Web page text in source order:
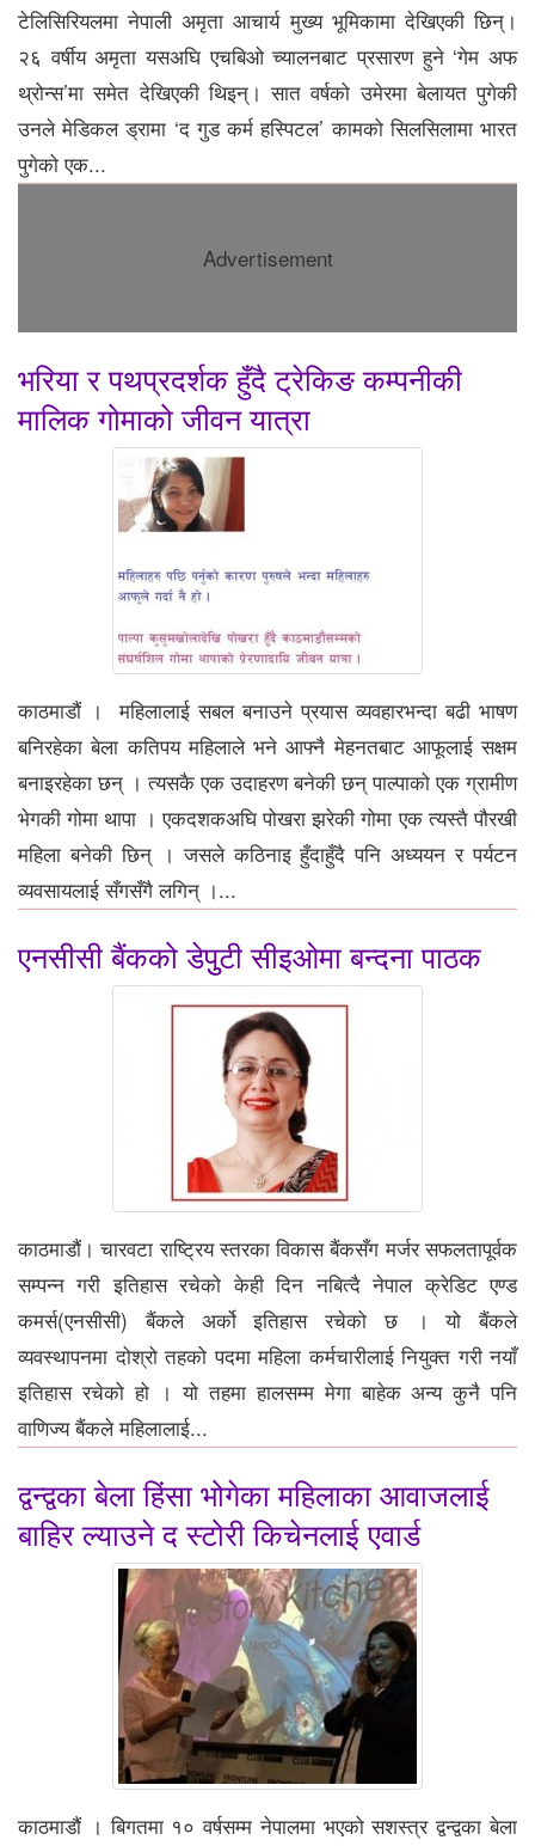
टेलिसिरियलमा नेपाली अमृता आचार्य मुख्य भूमिकामा देखिएकी छिन्।
२६ वर्षीय अमृता यसअघि एचबिओ च्यालनबाट प्रसारण हुने ‘गेम अफ
थ्रोन्स’मा समेत देखिएकी थिइन्। सात वर्षको उमेरमा बेलायत पुगेकी
उनले मेडिकल ड्रामा ‘द गुड कर्म हस्पिटल’ कामको सिलसिलामा भारत
पुगेको एक...
Advertisement
भरिया र पथप्रदर्शक हुँदै ट्रेकिङ कम्पनीकी
मालिक गोमाको जीवन यात्रा
काठमाडौं । महिलालाई सबल बनाउने प्रयास व्यवहारभन्दा बढी भाषण
बनिरहेका बेला कतिपय महिलाले भने आफ्नै मेहनतबाट आफूलाई सक्षम
बनाइरहेका छन् । त्यसकै एक उदाहरण बनेकी छन् पाल्पाको एक ग्रामीण
भेगकी गोमा थापा । एकदशकअघि पोखरा झरेकी गोमा एक त्यस्तै पौरखी
महिला बनेकी छिन् । जसले कठिनाइ हुँदाहुँदै पनि अध्ययन र पर्यटन
व्यवसायलाई सँगसँगै लगिन् ।...
एनसीसी बैंकको डेपुुटी सीइओमा बन्दना पाठक
काठमाडौं। चारवटा राष्ट्रिय स्तरका विकास बैंकसँग मर्जर सफलतापूर्वक
सम्पन्न गरी इतिहास रचेको केही दिन नबित्दै नेपाल क्रेडिट एण्ड
कमर्स(एनसीसी) बैंकले अर्को इतिहास रचेको छ । यो बैंकले
व्यवस्थापनमा दोश्रो तहको पदमा महिला कर्मचारीलाई नियुक्त गरी नयाँ
इतिहास रचेको हो । यो तहमा हालसम्म मेगा बाहेक अन्य कुनै पनि
वाणिज्य बैंकले महिलालाई...
द्वन्द्वका बेला हिंसा भोगेका महिलाका आवाजलाई
बाहिर ल्याउने द स्टोरी किचेनलाई एवार्ड
काठमाडौं । बिगतमा १० वर्षसम्म नेपालमा भएको सशस्त्र द्वन्द्वका बेला